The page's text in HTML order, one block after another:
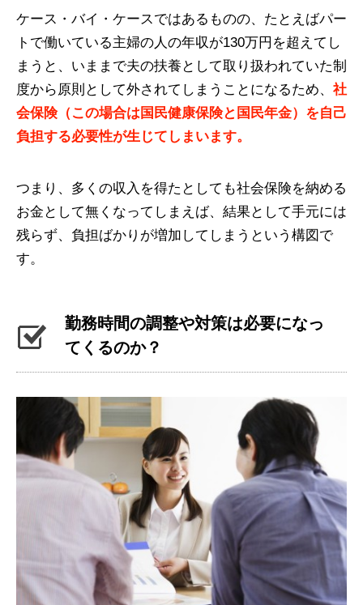
ケース・バイ・ケースではあるものの、たとえばパー
トで働いている主婦の人の年収が130万円を超えてし
まうと、いままで夫の扶養として取り扱われていた制
度から原則として外されてしまうことになるため、 社
会保険（この場合は国民健康保険と国民年金）を自己
負担する必要性が生じてしまいます。
つまり、多くの収入を得たとしても社会保険を納める
お金として無くなってしまえば、結果として手元には
残らず、負担ばかりが増加してしまうという構図で
す。
勤務時間の調整や対策は必要になっ
てくるのか？